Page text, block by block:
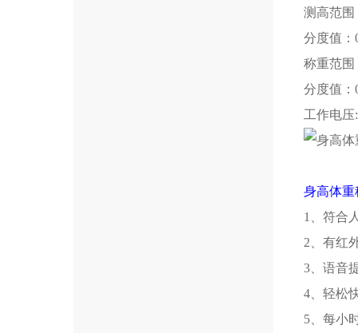
测高范围
分度值：
称重范围
分度值：
工作电压
身高体重
1、符合
2、有红
3、语音
4、轻松
5、每小